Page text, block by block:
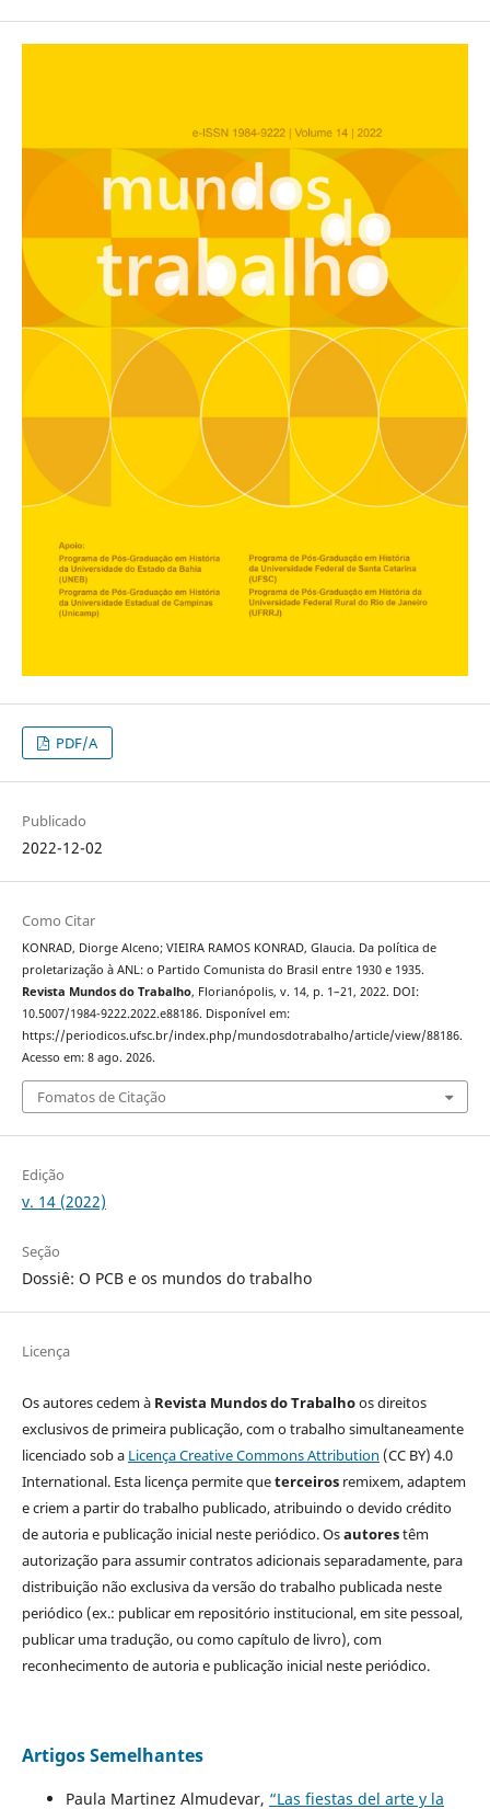
PDF/A
Publicado
2022-12-02
Como Citar
KONRAD, Diorge Alceno; VIEIRA RAMOS KONRAD, Glaucia. Da política de
proletarização à ANL: o Partido Comunista do Brasil entre 1930 e 1935.
Revista Mundos do Trabalho, Florianópolis, v. 14, p. 1–21, 2022. DOI:
10.5007/1984-9222.2022.e88186. Disponível em:
https://periodicos.ufsc.br/index.php/mundosdotrabalho/article/view/88186.
Acesso em: 8 ago. 2026.
Fomatos de Citação
Edição
v. 14 (2022)
Seção
Dossiê: O PCB e os mundos do trabalho
Licença
Os autores cedem à Revista Mundos do Trabalhoos direitos
exclusivos de primeira publicação, com o trabalho simultaneamente
licenciado sob a Licença Creative Commons Attribution (CC BY) 4.0
International. Esta licença permite queterceirosremixem, adaptem
e criem a partir do trabalho publicado, atribuindo o devido crédito
de autoria e publicação inicial neste periódico. Osautorestêm
autorização para assumir contratos adicionais separadamente, para
distribuição não exclusiva da versão do trabalho publicada neste
periódico (ex.: publicar em repositório institucional, em site pessoal,
publicar uma tradução, ou como capítulo de livro), com
reconhecimento de autoria e publicação inicial neste periódico.
Artigos Semelhantes
Paula Martinez Almudevar, “Las fiestas del arte y la